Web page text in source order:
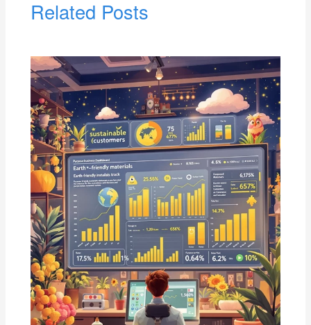
Related Posts